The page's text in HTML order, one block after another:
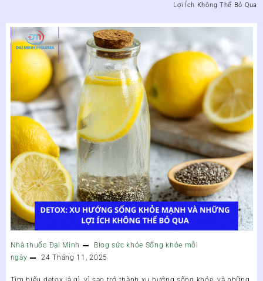
Lợi Ích Không Thể Bỏ Qua
Nhà thuốc Đại Minh Blog sức khỏe Sống khỏe mỗi
ngày
24 Tháng 11, 2025